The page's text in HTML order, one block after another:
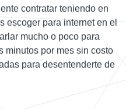
contratar teniendo en
escoger para internet en el
mucho o poco para
minutos por mes sin costo
para desentenderte de